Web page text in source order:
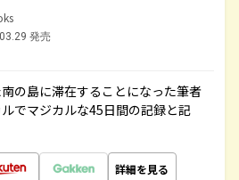
発売
の島に滞在することになった筆者
でマジカルな45日間の記録と記
詳細を見る